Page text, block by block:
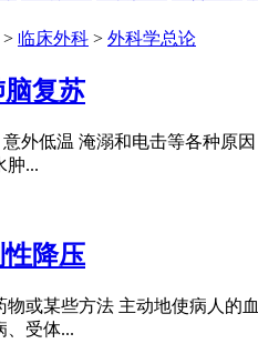
> 临床外科 > 外科学总论
复苏
外低温 淹溺和电击等各种原
肿...
降压
或某些方法 主动地使病人
、受体...